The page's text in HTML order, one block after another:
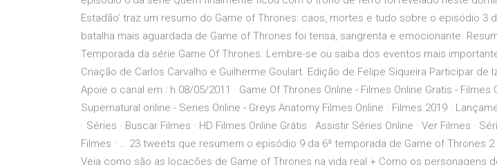
Estadão’ traz um resumo do Game of Thrones: caos, mortes e tudo sobre o episódio 3
batalha mais aguardada de Game of Thrones foi tensa, sangrenta e emocionante.
Temporada da série Game Of Thrones. Lembre-se ou saiba dos eventos mais
Criação de Carlos Carvalho e Guilherme Goulart. Edição de Felipe Siqueira Participar de
Apoie o canal em : h 08/05/2011 · Game Of Thrones Online - Filmes Online Gratis - Filmes
Supernatural online - Series Online - Greys Anatomy Filmes Online · Filmes 2019 ·
· Séries · Buscar Filmes · HD Filmes Online Grátis · Assistir Séries Online · Ver Filmes ·
Filmes · … 23 tweets que resumem o episódio 9 da 6ª temporada de Game of Thrones
Veja como são as locações de Game of Thrones na vida real + Como os personagens